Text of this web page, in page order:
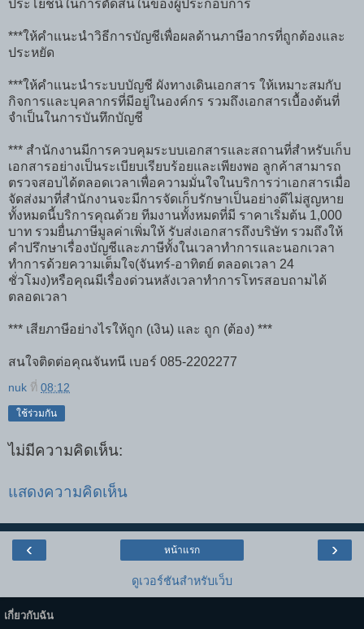
ประโยชน์ในการตัดสินในของผู้ประกอบการ
***ให้คำแนะนำวิธีการบัญชีเพื่อผลด้านภาษีอากรที่ถูกต้องและ
ประหยัด
***ให้คำแนะนำระบบบัญชี ผังทางเดินเอกสาร ให้เหมาะสมกับ
กิจการและบุคลากรที่มีอยู่ในองค์กร รวมถึงเอกสารเบื้องต้นที่
จำเป็นในการบันทึกบัญชี
*** สำนักงานมีการควบคุมระบบเอกสารและสถานที่สำหรับเก็บ
เอกสารอย่างเป็นระเบียบเรียบร้อยและเพียงพอ ลูกค้าสามารถ
ตรวจสอบได้ตลอดเวลาเพื่อความมั่นใจในบริการว่าเอกสารเมื่อ
จัดส่งมาที่สำนักงานจะมีการจัดเก็บรักษาเป็นอย่างดีไม่สูญหาย
ทั้งหมดนี้บริการคุณด้วย ทีมงานทั้งหมดที่มี ราคาเริ่มต้น 1,000
บาท รวมยื่นภาษีมูลค่าเพิ่มให้ รับส่งเอกสารถึงบริษัท รวมถึงให้
คำปรึกษาเรื่องบัญชีและภาษีทั้งในเวลาทำการและนอกเวลา
ทำการด้วยความเต็มใจ(จันทร์-อาทิตย์ ตลอดเวลา 24
ชั่วโมง)หรือคุณมีเรื่องด่วนหลังเวลาทำการโทรสอบถามได้
ตลอดเวลา
*** เสียภาษีอย่างไรให้ถูก (เงิน) และ ถูก (ต้อง) ***
สนใจติดต่อคุณจันทนี เบอร์ 085-2202277
nuk ที่ 08:12
ใช้ร่วมกัน
ไม่มีความคิดเห็น:
แสดงความคิดเห็น
‹ ›
หน้าแรก
ดูเวอร์ชันสำหรับเว็บ
เกี่ยวกับฉัน